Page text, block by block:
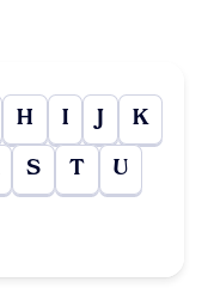
H I J K
S T U